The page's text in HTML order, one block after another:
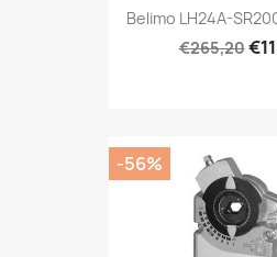
Belimo LH24A-
€265,20
-56%